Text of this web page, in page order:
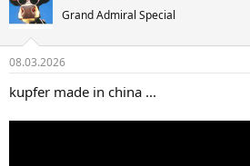
Grand Admiral Special
08.03.2026
kupfer made in china ...